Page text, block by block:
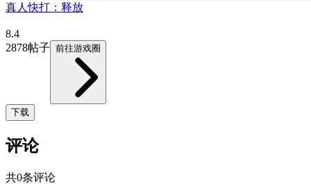
真人快打：释放
8.4
2878帖子 前往游戏圈
下载
评论
共0条评论